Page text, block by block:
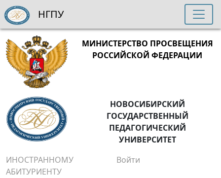
МИНИСТЕРСТВО ПРОСВЕЩЕНИЯ
РОССИЙСКОЙ ФЕДЕРАЦИИ
НОВОСИБИРСКИЙ
ГОСУДАРСТВЕННЫЙ
ПЕДАГОГИЧЕСКИЙ
УНИВЕРСИТЕТ
ИНОСТРАННОМУ
АБИТУРИЕНТУ
Войти
НГПУ